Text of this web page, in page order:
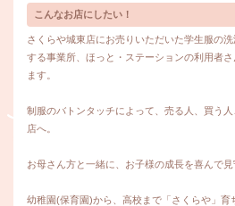
こんなお店にしたい！
さくらや城東店にお売りいただいた学生服の
する事業所、ほっと・ステーションの利用者
ます。
制服のバトンタッチによって、売る人、買う
店へ。
お母さん方と一緒に、お子様の成長を喜んで見
幼稚園(保育園)から、高校まで「さくらや」育